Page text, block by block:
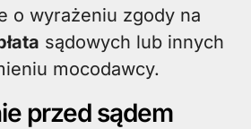
o wyrażeniu zgody na
sądowych lub innych
mocodawcy.
przed sądem